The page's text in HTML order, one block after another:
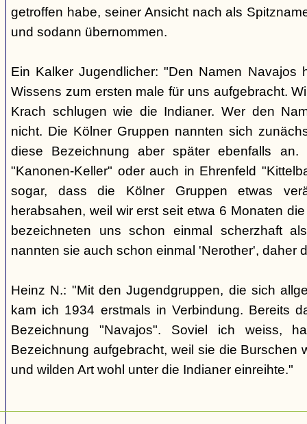
getroffen habe, seiner Ansicht nach als
und sodann übernommen.
Ein Kalker Jugendlicher: "Den Namen Navajos
Wissens zum ersten male für uns aufgebracht.
Krach schlugen wie die Indianer. Wer den
nicht. Die Kölner Gruppen nannten sich
diese Bezeichnung aber später ebenfalls
"Kanonen-Keller" oder auch in Ehrenfeld
sogar, dass die Kölner Gruppen etwas
herabsahen, weil wir erst seit etwa 6 Monaten
bezeichneten uns schon einmal scherzhaft
nannten sie auch schon einmal 'Nerother', daher
Heinz N.: "Mit den Jugendgruppen, die sich
kam ich 1934 erstmals in Verbindung. Bereits
Bezeichnung "Navajos". Soviel ich weiss,
Bezeichnung aufgebracht, weil sie die Burschen
und wilden Art wohl unter die Indianer einreihte."